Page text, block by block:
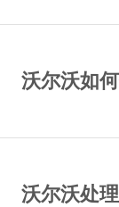
沃尔沃如
沃尔沃处